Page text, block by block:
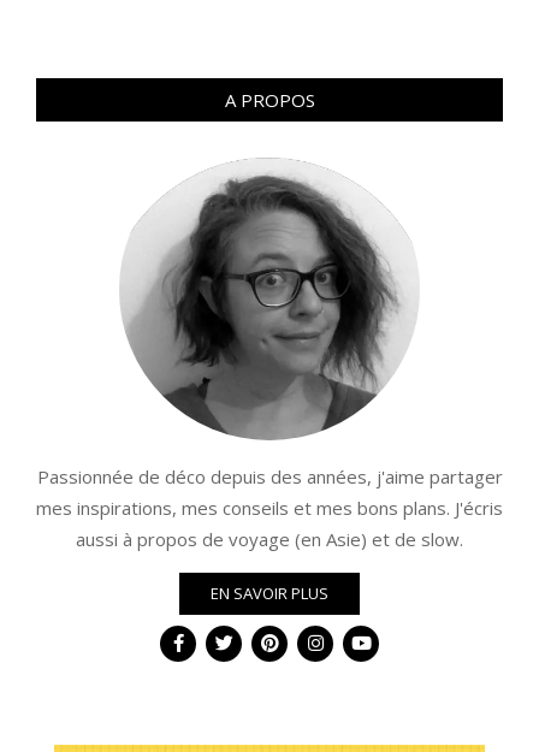
A PROPOS
Passionnée de déco depuis des années, j'aime partager
mes inspirations, mes conseils et mes bons plans. J'écris
aussi à propos de voyage (en Asie) et de slow.
EN SAVOIR PLUS